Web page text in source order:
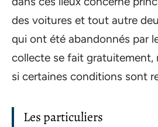
des voitures et tout autre
qui ont été abandonnés par
collecte se fait gratuitement,
si certaines conditions sont
Les particuliers